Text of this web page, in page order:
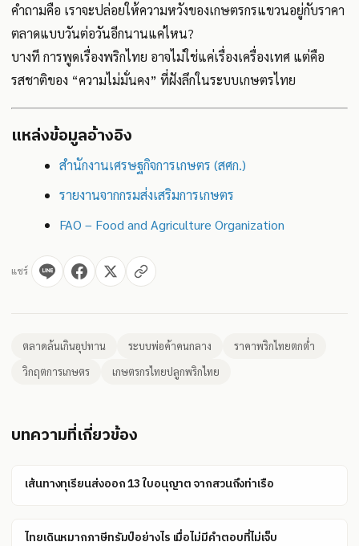
คำถามคือ เราจะปล่อยให้ความหวังของเกษตรกรแขวนอยู่กับราคา
ตลาดแบบวันต่อวันอีกนานแค่ไหน?
บางที การพูดเรื่องพริกไทย อาจไม่ใช่แค่เรื่องเครื่องเทศ แต่คือ
รสชาติของ “ความไม่มั่นคง” ที่ฝังลึกในระบบเกษตรไทย
แหล่งข้อมูลอ้างอิง
สำนักงานเศรษฐกิจการเกษตร (สศก.)
รายงานจากกรมส่งเสริมการเกษตร
FAO – Food and Agriculture Organization
แชร์
ตลาดล้นเกินอุปทาน ระบบพ่อค้าคนกลาง
ราคาพริกไทยตกต่ำ
วิกฤตการเกษตร
เกษตรกรไทยปลูกพริกไทย
บทความที่เกี่ยวข้อง
เส้นทางทุเรียนส่งออก 13 ใบอนุญาต จากสวนถึงท่าเรือ
ไทยเดินหมากภาษีทรัมป์อย่างไร เมื่อไม่มีคำตอบที่ไม่เจ็บ